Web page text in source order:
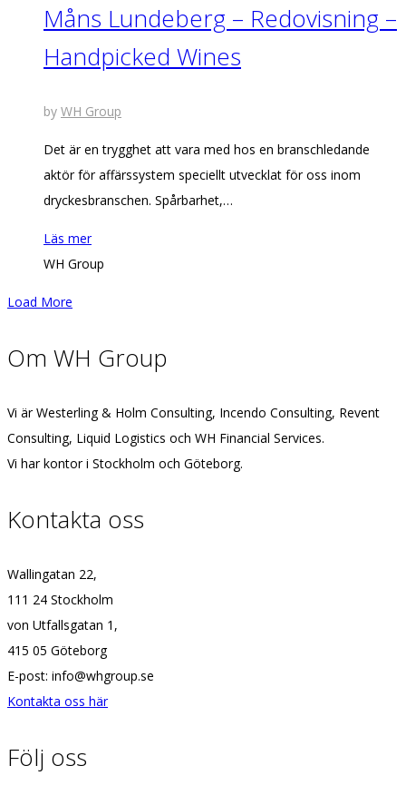
Måns Lundeberg – Redovisning –
Handpicked Wines
by WH Group
Det är en trygghet att vara med hos en branschledande
aktör för affärssystem speciellt utvecklat för oss inom
dryckesbranschen. Spårbarhet,…
Läs mer
WH Group
Load More
Om WH Group
Vi är Westerling & Holm Consulting, Incendo Consulting, Revent
Consulting, Liquid Logistics och WH Financial Services.
Vi har kontor i Stockholm och Göteborg.
Kontakta oss
Wallingatan 22,
111 24 Stockholm
von Utfallsgatan 1,
415 05 Göteborg
E-post: info@whgroup.se
Kontakta oss här
Följ oss